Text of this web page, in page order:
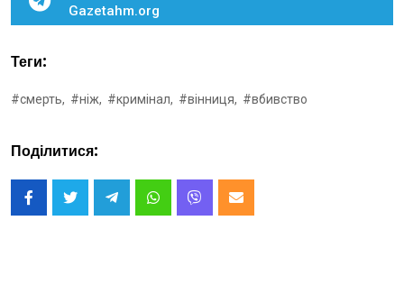
Gazetahm.org
Теги:
#смерть, #ніж, #кримінал, #вінниця, #вбивство
Поділитися: